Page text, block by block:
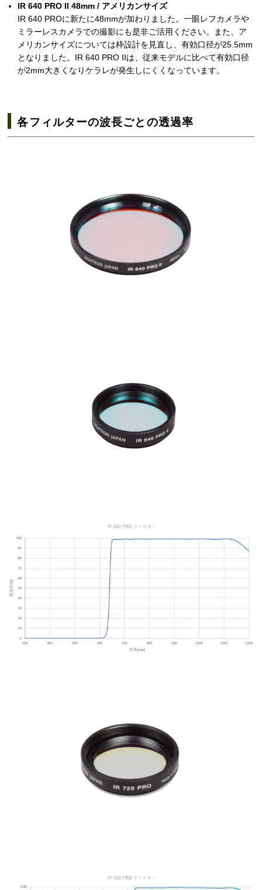
IR 640 PRO II 48mm / アメリカンサイズ
IR 640 PROに新たに48mmが加わりました。一眼レフカメラや
ミラーレスカメラでの撮影にも是非ご活用ください。また、ア
メリカンサイズについては枠設計を見直し、有効口径が25.5mm
となりました。IR 640 PRO IIは、従来モデルに比べて有効口径
が2mm大きくなりケラレが発生しにくくなっています。
各フィルターの波長ごとの透過率